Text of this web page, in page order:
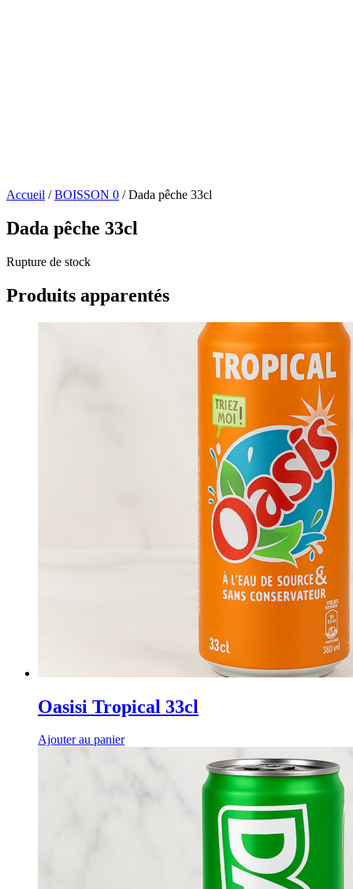
Accueil /BOISSON 0 / Dada pêche 33cl
Dada pêche 33cl
Rupture de stock
Produits apparentés
Oasisi Tropical 33cl
Ajouter au panier